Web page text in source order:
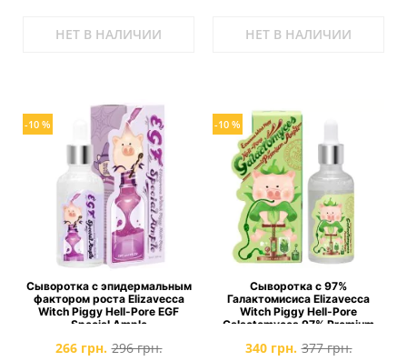
НЕТ В НАЛИЧИИ НЕТ В НАЛИЧИИ
-10 %
Сыворотка с эпидермальным
фактором роста Elizavecca
Witch Piggy Hell-Pore EGF
Special Ample
266 грн. 296 грн.
-10 %
Сыворотка с 97%
Галактомисиса Elizavecca
Witch Piggy Hell-Pore
Galactomyces 97% Premium
340 грн. 377 грн.